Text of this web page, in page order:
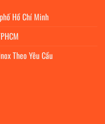
Hồ Chí Minh
Theo Yêu Cầu